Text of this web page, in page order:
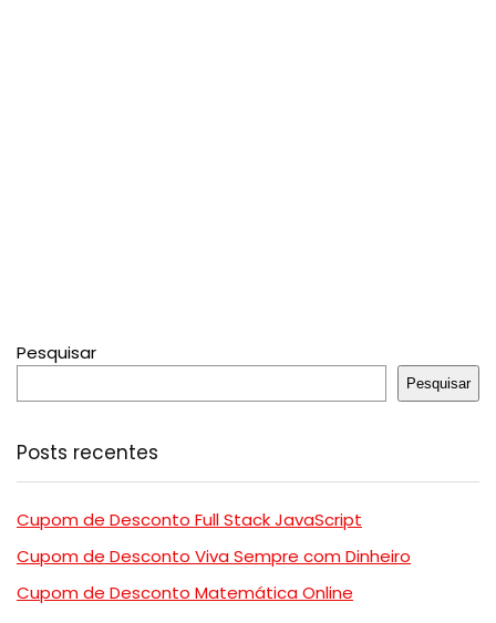
Pesquisar
Pesquisar
Posts recentes
Cupom de Desconto Full Stack JavaScript
Cupom de Desconto Viva Sempre com Dinheiro
Cupom de Desconto Matemática Online